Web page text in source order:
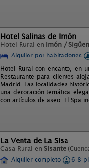
Hotel Salinas de Imón
Hotel Rural en Imón /
Alquiler por habitaciones
Hotel Rural con encanto, en
Restaurante para clientes
Madrid. Las localidades
una decoración temática
con artículos de aseo. El Spa
La Venta de La Sisa
Casa Rural en Sisante
Alquiler completo
6-8